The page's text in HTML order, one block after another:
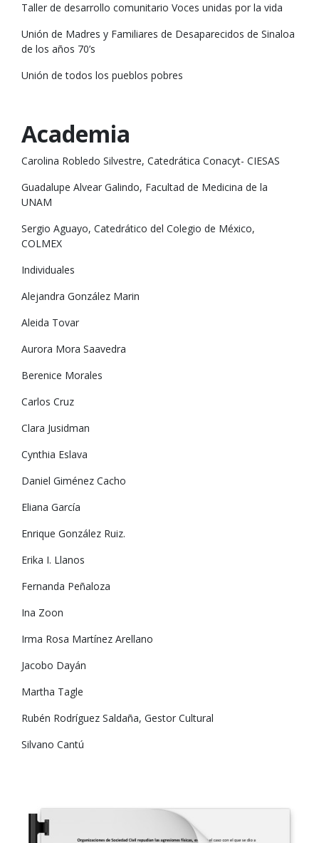
Taller de desarrollo comunitario Voces unidas por la vida
Unión de Madres y Familiares de Desaparecidos de Sinaloa
de los años 70’s
Unión de todos los pueblos pobres
Academia
Carolina Robledo Silvestre, Catedrática Conacyt- CIESAS
Guadalupe Alvear Galindo, Facultad de Medicina de la
UNAM
Sergio Aguayo, Catedrático del Colegio de México,
COLMEX
Individuales
Alejandra González Marin
Aleida Tovar
Aurora Mora Saavedra
Berenice Morales
Carlos Cruz
Clara Jusidman
Cynthia Eslava
Daniel Giménez Cacho
Eliana García
Enrique González Ruiz.
Erika I. Llanos
Fernanda Peñaloza
Ina Zoon
Irma Rosa Martínez Arellano
Jacobo Dayán
Martha Tagle
Rubén Rodríguez Saldaña, Gestor Cultural
Silvano Cantú